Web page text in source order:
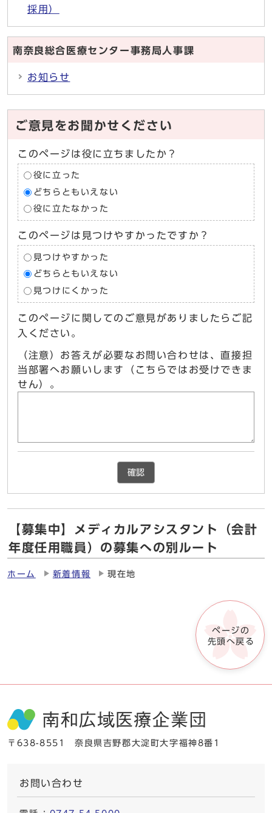
採用）
南奈良総合医療センター事務局人事課
お知らせ
ご意見をお聞かせください
このページは役に立ちましたか？
役に立った
どちらともいえない
役に立たなかった
このページは見つけやすかったですか？
見つけやすかった
どちらともいえない
見つけにくかった
このページに関してのご意見がありましたらご記
入ください。
（注意）お答えが必要なお問い合わせは、直接担
当部署へお願いします（こちらではお受けできま
せん）。
確認
【募集中】メディカルアシスタント（会計
年度任用職員）の募集への別ルート
ホーム 新着情報 現在地
ページの
先頭へ戻る
〒638-8551 奈良県吉野郡大淀町大字福神8番1
お問い合わせ